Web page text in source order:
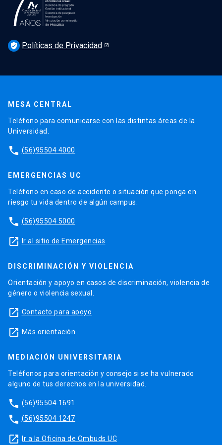
Noticias
Derecho UC en los medios
Newsletter Derecho UC 360
verified_user Políticas de Privacidad
MESA CENTRAL
Teléfono para comunicarse con las distintas áreas de la
Universidad.
phone (56)95504 4000
EMERGENCIAS UC
Teléfono en caso de accidente o situación que ponga en
riesgo tu vida dentro de algún campus.
phone (56)95504 5000
launch Ir al sitio de Emergencias
DISCRIMINACIÓN Y VIOLENCIA
Orientación y apoyo en casos de discriminación, violencia de
género o violencia sexual.
launch Contacto para apoyo
launch Más orientación
MEDIACIÓN UNIVERSITARIA
Teléfonos para orientación y consejo si se ha vulnerado
alguno de tus derechos en la universidad.
phone (56)95504 1691
phone (56)95504 1247
launch Ir a la Oficina de Ombuds UC